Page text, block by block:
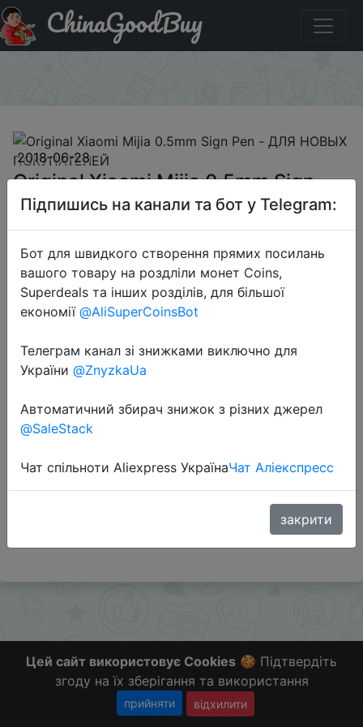
Купити по знижці NEWLT2018531RU3 Original Xiaomi
Mijia 0.5mm Sign Pen - ДЛЯ НОВЫХ ПОКУПАТЕЛЕЙ
ChinaGoodBuy
2018-06-28
Original Xiaomi Mijia 0.5mm Sign
Pen - ДЛЯ НОВЫХ ПОКУПАТЕЛЕЙ
$0.99
Перейти до магазину
Додаткова інформація відсутня.
Слідкуйте за знижками на мобільному, в телеграм
Цей сайт використовує Cookies 🍪 Підтвердіть
згоду на їх зберігання та використання
прийняти відхилити
Підпишись на канали та бот у Telegram:
Бот для швидкого створення прямих посилань
вашого товару на роздліли монет Coins,
Superdeals та інших розділів, для більшої
економії @AliSuperCoinsBot
Телеграм канал зі знижками виключно для
України @ZnyzkaUa
Автоматичний збирач знижок з різних джерел
@SaleStack
Чат спільноти Aliexpress УкраїнаЧат Аліекспресс
закрити